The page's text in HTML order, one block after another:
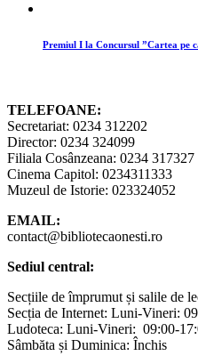
Premiul I la Concursul ”Cartea pe
TELEFOANE:
Secretariat: 0234 312202
Director: 0234 324099
Filiala Cosânzeana: 0234 317327
Cinema Capitol: 0234311333
Muzeul de Istorie: 023324052
EMAIL:
contact@bibliotecaonesti.ro
Sediul central:
Secțiile de împrumut și salile de
Secția de Internet: Luni-Vineri:
Ludoteca: Luni-Vineri: 09:00-
Sâmbăta și Duminica: Închis